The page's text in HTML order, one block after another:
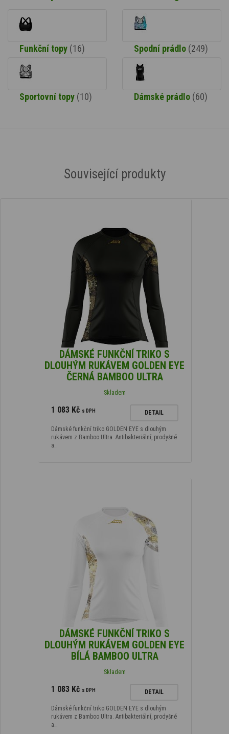
Funkční topy (16) Spodní prádlo (249)
Sportovní topy (10) Dámské prádlo (60)
Související produkty
DÁMSKÉ FUNKČNÍ TRIKO S
DLOUHÝM RUKÁVEM GOLDEN EYE
ČERNÁ BAMBOO ULTRA
Skladem
1 083 Kč s DPH DETAIL
Dámské funkční triko GOLDEN EYE s dlouhým
rukávem z Bamboo Ultra. Antibakteriální, prodyšné
a…
DÁMSKÉ FUNKČNÍ TRIKO S
DLOUHÝM RUKÁVEM GOLDEN EYE
BÍLÁ BAMBOO ULTRA
Skladem
1 083 Kč s DPH DETAIL
Dámské funkční triko GOLDEN EYE s dlouhým
rukávem z Bamboo Ultra. Antibakteriální, prodyšné
a…